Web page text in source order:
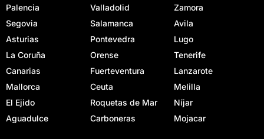
Palencia
Valladolid
Zamora
Segovia
Salamanca
Avila
Asturias
Pontevedra
Lugo
La Coruña
Orense
Tenerife
Canarias
Fuerteventura
Lanzarote
Mallorca
Ceuta
Melilla
El Ejido
Roquetas de Mar
Níjar
Aguadulce
Carboneras Mojacar